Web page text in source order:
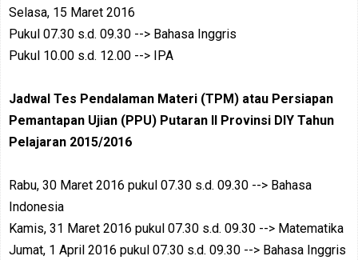
Selasa, 15 Maret 2016
Pukul 07.30 s.d. 09.30 --> Bahasa Inggris
Pukul 10.00 s.d. 12.00 --> IPA
Jadwal Tes Pendalaman Materi (TPM) atau Persiapan
Pemantapan Ujian (PPU) Putaran II Provinsi DIY Tahun
Pelajaran 2015/2016
Rabu, 30 Maret 2016 pukul 07.30 s.d. 09.30 --> Bahasa
Indonesia
Kamis, 31 Maret 2016 pukul 07.30 s.d. 09.30 --> Matematika
Jumat, 1 April 2016 pukul 07.30 s.d. 09.30 --> Bahasa Inggris